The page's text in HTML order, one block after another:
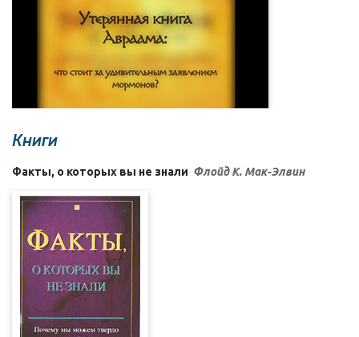
Книги
Факты, о которых вы не знали Флойд К. Мак-Элвин